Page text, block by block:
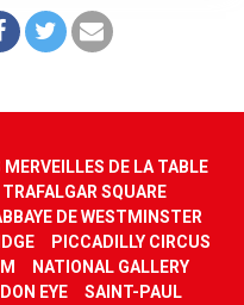
MERVEILLES DE LA TABLE
TRAFALGAR SQUARE
DE WESTMINSTER
PICCADILLY CIRCUS
NATIONAL GALLERY
EYE
SAINT-PAUL